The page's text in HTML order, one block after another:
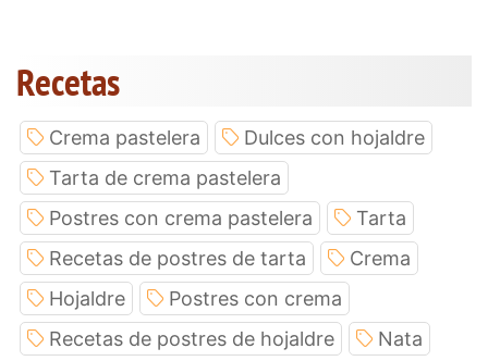
Recetas
Crema pastelera
Dulces con hojaldre
Tarta de crema pastelera
Postres con crema pastelera
Tarta
Recetas de postres de tarta
Crema
Hojaldre
Postres con crema
Recetas de postres de hojaldre
Nata